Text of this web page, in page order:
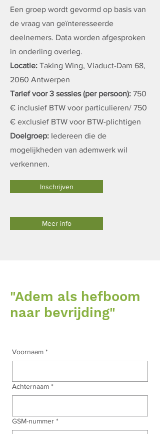
Een groep wordt gevormd op basis van
de vraag van geïnteresseerde
deelnemers. Data worden afgesproken
in onderling overleg.
Locatie: Taking Wing, Viaduct-Dam 68,
2060 Antwerpen
Tarief voor 3 sessies (per persoon): 750
€ inclusief BTW voor particulieren/ 750
€ exclusief BTW voor BTW-plichtigen
Doelgroep: Iedereen die de
mogelijkheden van ademwerk wil
verkennen.
Inschrijven
Meer info
"Adem als hefboom
naar bevrijding"
Voornaam *
Achternaam *
GSM-nummer *